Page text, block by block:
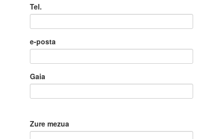
Tel.
e-posta
Gaia
Zure mezua